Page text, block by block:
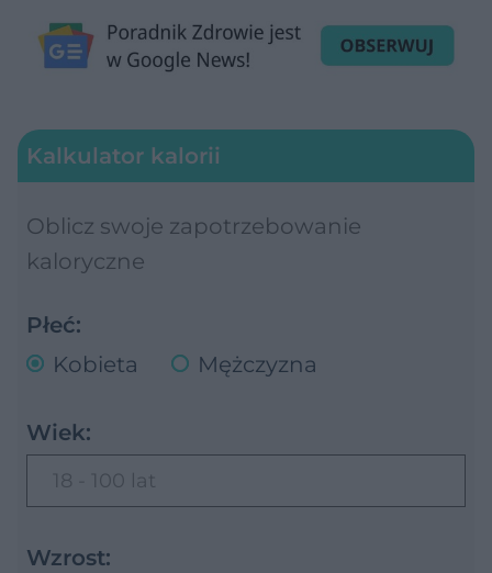
Kalkulator kalorii
Oblicz swoje zapotrzebowanie
kaloryczne
Płeć:
Kobieta
Mężczyzna
Wiek:
18 - 100 lat
Wzrost: